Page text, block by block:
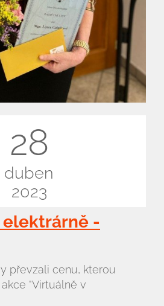
28
duben
2023
-
převzali cenu, kterou
"Virtuálně v